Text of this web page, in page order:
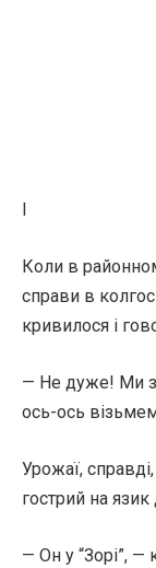
І
Коли в
справи в
кривилося і
— Не дуже! Ми
ось-ось
Урожаї,
гострий на
— Он у “Зорі”,